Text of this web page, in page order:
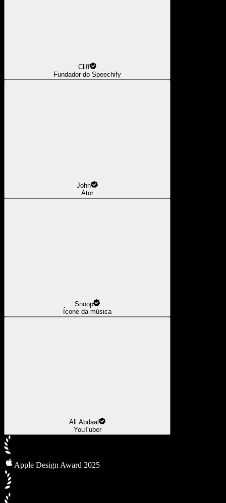
Cliff
Fundador do Speechify
John
Ator
Snoop
Ícone da música
Ali Abdaal
YouTuber
Apple Design Award 2025